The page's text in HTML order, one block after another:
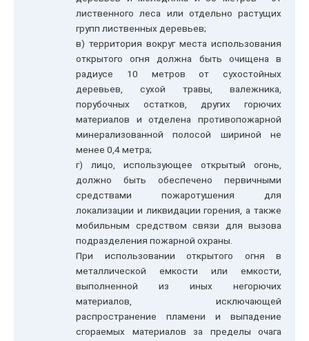
лиственного леса или отдельно растущих
групп лиственных деревьев;
в) территория вокруг места использования
открытого огня должна быть очищена в
радиусе 10 метров от сухостойных
деревьев, сухой травы, валежника,
порубочных остатков, других горючих
материалов и отделена противопожарной
минерализованной полосой шириной не
менее 0,4 метра;
г) лицо, использующее открытый огонь,
должно быть обеспечено первичными
средствами пожаротушения для
локализации и ликвидации горения, а также
мобильным средством связи для вызова
подразделения пожарной охраны.
При использовании открытого огня в
металлической емкости или емкости,
выполненной из иных негорючих
материалов, исключающей
распространение пламени и выпадение
сгораемых материалов за пределы очага